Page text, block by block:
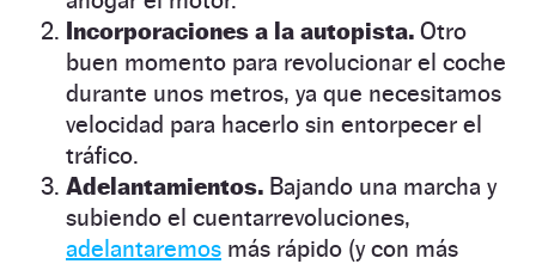
Incorporaciones a la autopista. Otro
buen momento para revolucionar el coche
durante unos metros, ya que necesitamos
velocidad para hacerlo sin entorpecer el
tráfico.
Adelantamientos. Bajando una marcha y
subiendo el cuentarrevoluciones,
adelantaremos más rápido (y con más